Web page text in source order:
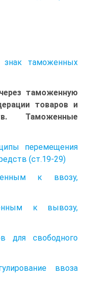
знак таможенных
таможенную
товаров и
Таможенные
перемещения
(ст.19-29)
к ввозу,
к вывозу,
для свободного
ввоза